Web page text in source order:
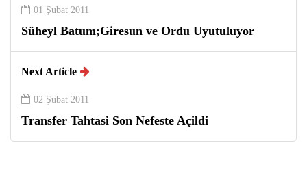
01 Şubat 2011
Süheyl Batum;Giresun ve Ordu Uyutuluyor
Next Article
02 Şubat 2011
Transfer Tahtasi Son Nefeste Açildi